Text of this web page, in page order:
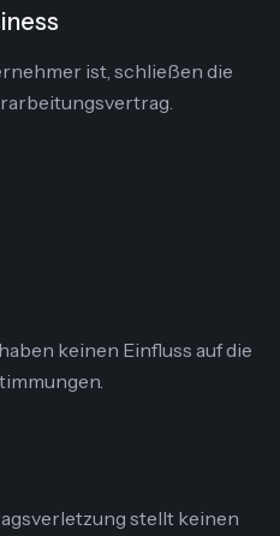
ist, schließen die
keinen Einfluss auf die
stellt keinen